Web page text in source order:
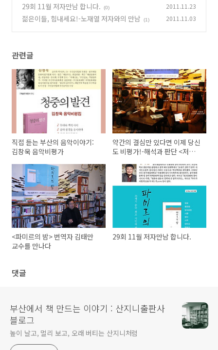
29회 11월 저자만남 합니다. (0) 2011.11.23
젊은이들, 힘내세요!-노재열 저자와의 만남 (1) 2011.11.03
관련글
직접 듣는 부산의 음악이야기:
김창욱 음악비평가
약간의 결심만 있다면 이제 당신
도 비평가!-해석과 판단 <저자와
<파미르의 밤> 번역자 김태만
교수를 만나다
29회 11월 저자만남 합니다.
댓글
부산에서 책 만드는 이야기 : 산지니출판사
블로그
높이 날고, 멀리 보고, 오래 버티는 산지니처럼